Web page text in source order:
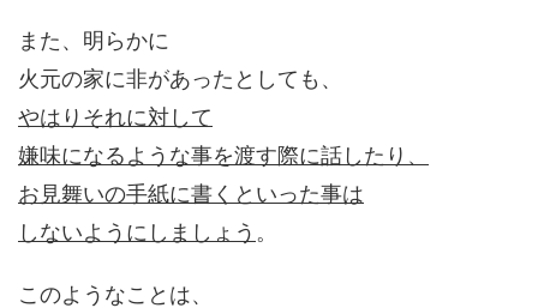
また、明らかに
火元の家に非があったとしても、
やはりそれに対して
嫌味になるような事を渡す際に話したり、
お見舞いの手紙に書くといった事は
しないようにしましょう 。
このようなことは、